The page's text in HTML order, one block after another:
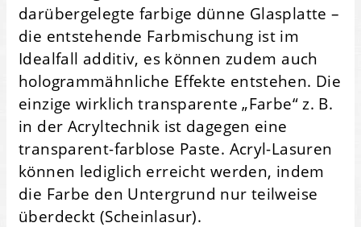
darübergelegte farbige dünne Glasplatte –
die entstehende Farbmischung ist im
Idealfall additiv, es können zudem auch
hologrammähnliche Effekte entstehen. Die
einzige wirklich transparente „Farbe“ z. B.
in der Acryltechnik ist dagegen eine
transparent-farblose Paste. Acryl-Lasuren
können lediglich erreicht werden, indem
die Farbe den Untergrund nur teilweise
überdeckt (Scheinlasur).